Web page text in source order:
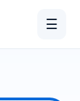
☰